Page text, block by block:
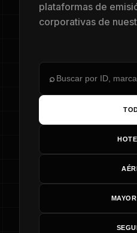
plataformas de
corporativas de
⌕